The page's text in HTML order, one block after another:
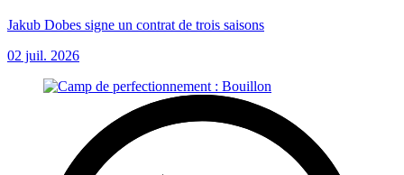
Jakub Dobes signe un contrat de trois saisons
02 juil. 2026